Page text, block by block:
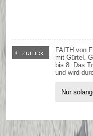
FAITH von
mit Gürtel.
bis 8. Das
und wird
Nur